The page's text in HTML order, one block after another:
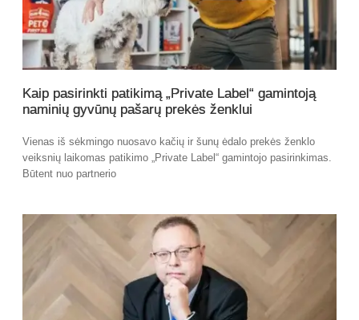
Kaip pasirinkti patikimą „Private Label“ gamintoją
naminių gyvūnų pašarų prekės ženklui
Vienas iš sėkmingo nuosavo kačių ir šunų ėdalo prekės ženklo
veiksnių laikomas patikimo „Private Label“ gamintojo pasirinkimas.
Būtent nuo partnerio